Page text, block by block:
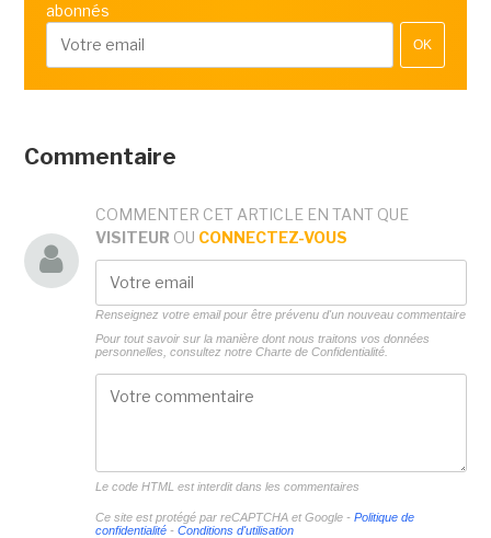
abonnés
OK
Commentaire
COMMENTER CET ARTICLE EN TANT QUE
VISITEUR OU CONNECTEZ-VOUS
Renseignez votre email pour être prévenu d'un nouveau commentaire
Pour tout savoir sur la manière dont nous traitons vos données
personnelles, consultez notre Charte de Confidentialité.
Le code HTML est interdit dans les commentaires
Ce site est protégé par reCAPTCHA et Google - Politique de
confidentialité- Conditions d'utilisation